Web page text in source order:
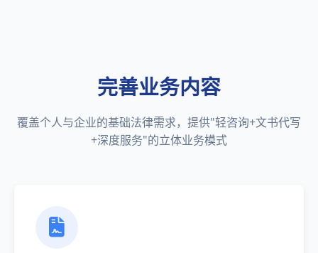
完善业务内容
覆盖个人与企业的基础法律需求，提供"轻咨询+文书代写
+深度服务"的立体业务模式